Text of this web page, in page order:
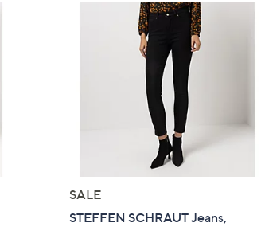
SALE
STEFFEN SCHRAUT Jeans,